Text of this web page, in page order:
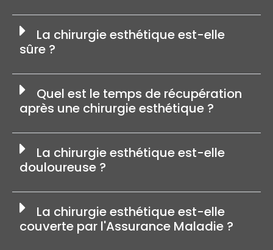
La chirurgie esthétique est-elle
sûre ?
Quel est le temps de récupération
après une chirurgie esthétique ?
La chirurgie esthétique est-elle
douloureuse ?
La chirurgie esthétique est-elle
couverte par l'Assurance Maladie ?